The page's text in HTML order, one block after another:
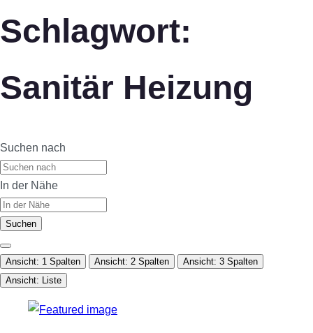
Schlagwort:
Sanitär Heizung
Suchen nach
In der Nähe
Suchen
Ansicht: 1 Spalten Ansicht: 2 Spalten
Ansicht: 3 Spalten
Ansicht: Liste